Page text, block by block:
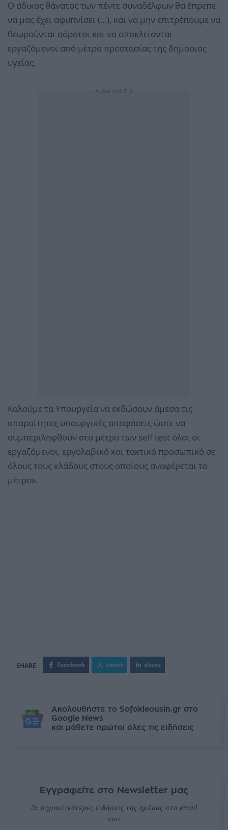
Ο άδικος θάνατος των πέντε συναδέλφων θα έπρεπε
να μας έχει αφυπνίσει (…), και να μην επιτρέπουμε να
θεωρούνται αόρατοι και να αποκλείονται
εργαζόμενοι από μέτρα προστασίας της δημόσιας
υγείας.
Καλούμε τα Υπουργεία να εκδώσουν άμεσα τις
απαραίτητες υπουργικές αποφάσεις ώστε να
συμπεριληφθούν στο μέτρο των self test όλοι οι
εργαζόμενοι, εργολαβικό και τακτικό προσωπικό σε
όλους τους κλάδους στους οποίους αναφέρεται το
μέτρο».
facebook tweet share
Ακολουθήστε το Sofokleousin.gr στο
Google News
και μάθετε πρώτοι όλες τις ειδήσεις
Εγγραφείτε στο Newsletter μας
Οι σημαντικότερες ειδήσεις της ημέρας στο email
σου